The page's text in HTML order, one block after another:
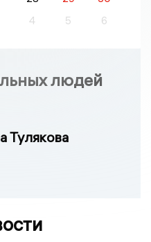
4 5 6
людей
Тулякова